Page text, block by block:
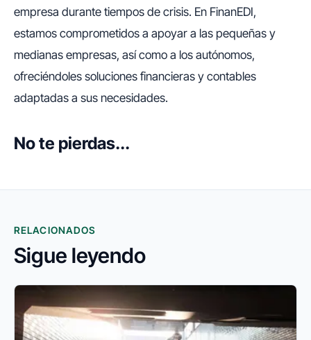
empresa durante tiempos de crisis. En FinanEDI,
estamos comprometidos a apoyar a las pequeñas y
medianas empresas, así como a los autónomos,
ofreciéndoles soluciones financieras y contables
adaptadas a sus necesidades.
No te pierdas...
RELACIONADOS
Sigue leyendo